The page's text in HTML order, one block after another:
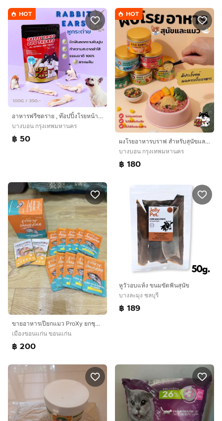
HOT
อาหารฟรีซดราย , ท๊อปปิ้งโรยหน้าอาหารบาร์ฟ สำหรับสุนัขและแมว
บางบอน กรุงเทพมหานคร
฿ 50
HOT
ผงโรยอาหารบราฟ สำหรับสุนัขและแมว
บางบอน กรุงเทพมหานคร
฿ 180
ขายอาหารเปียกแมว ProXy ยกชุด 23 ซอง 🐱น้องแมวที่บ้านไม่ทาน เลยขอส่งต่อค่ะ✨ มีทั้งหมด* 💜 ProXy Broths Creamy (กล่องม่วง) 12 ซอง* 🧡💚 ProXy Carnivore Tuna with
เมืองขอนแก่น ขอนแก่น
฿ 200
หูวัวอบแห้ง ขนมขัดฟันสุนัข
บางละมุง ชลบุรี
฿ 189